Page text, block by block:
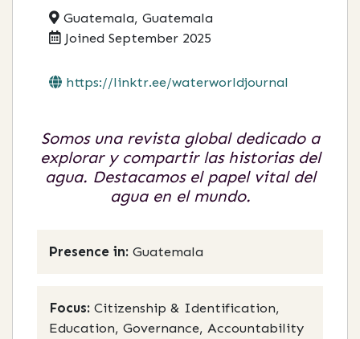
Guatemala, Guatemala
Joined September 2025
https://linktr.ee/waterworldjournal
Somos una revista global dedicado a
explorar y compartir las historias del
agua. Destacamos el papel vital del
agua en el mundo.
Presence in: Guatemala
Focus: Citizenship & Identification,
Education, Governance, Accountability